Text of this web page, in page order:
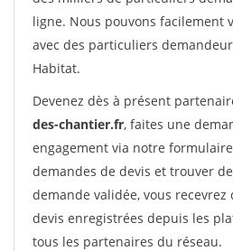
ligne. Nous pouvons facilement
avec des particuliers
Habitat.
Devenez dès à présent
des-chantier.fr, faites une
engagement via notre
demandes de devis et trouver
demande validée, vous recevrez
devis enregistrées depuis les
tous les partenaires du réseau.